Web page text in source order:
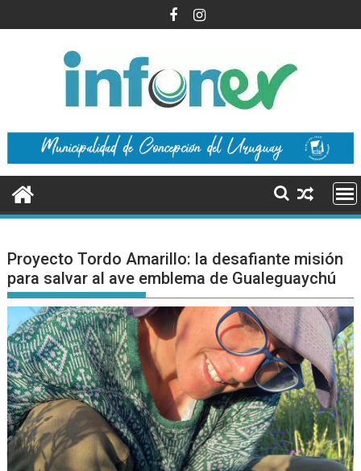
al
Proyecto Tordo Amarillo: la desafiante misión
para salvar al ave emblema de Gualeguaychú